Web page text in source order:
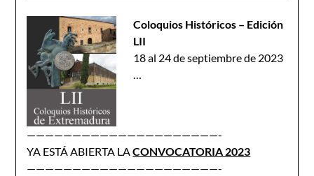
Coloquios Históricos – Edición
LII
18 al 24 de septiembre de 2023
…
—————————————————————-
YA ESTÁ ABIERTA LACONVOCATORIA 2023
—————————————————————-